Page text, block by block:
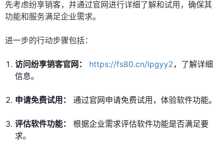
先考虑纷享销客，并通过官网进行详细了解和试用，确保其
功能和服务满足企业需求。
进一步的行动步骤包括：
访问纷享销客官网： https://fs80.cn/lpgyy2，了解详细
信息。
申请免费试用： 通过官网申请免费试用，体验软件功能。
评估软件功能：
根据企业需求评估软件功能是否满足要
求。